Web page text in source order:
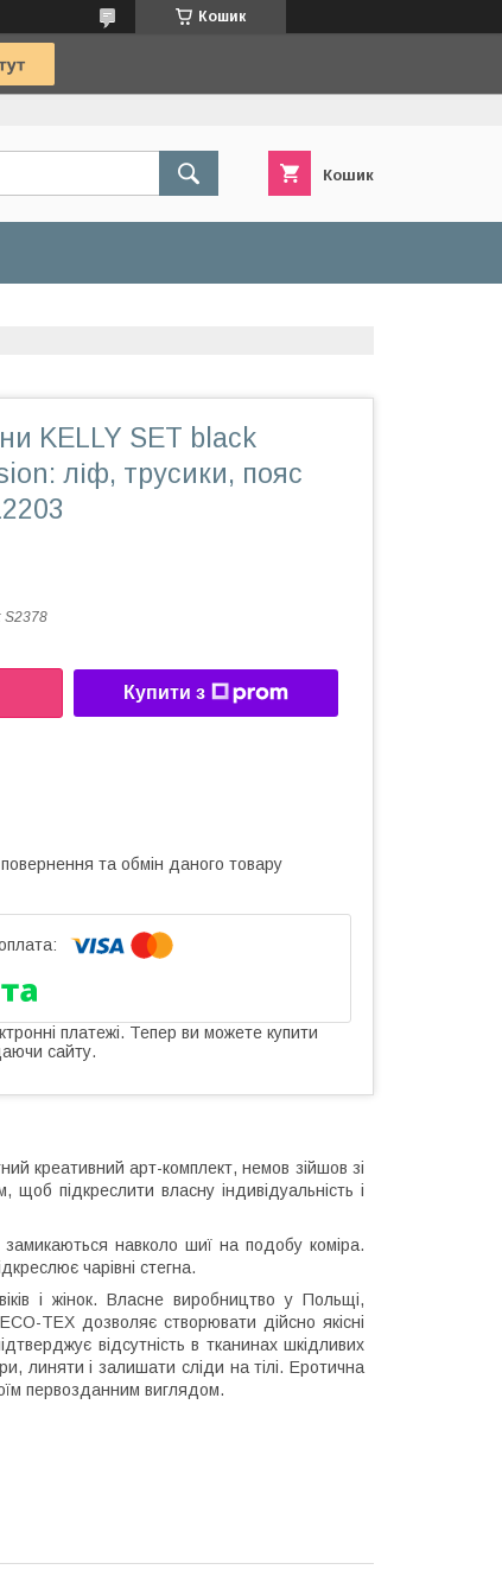
Кошик
Кошик
KELLY SET black
ліф, трусики, пояс
S2378
Купити з
та обмін даного товару
платежі. Тепер ви можете купити
сайту.
креативний арт-комплект, немов зійшов зі
підкреслити власну індивідуальність і
навколо шиї на подобу коміра.
чарівні стегна.
і жінок. Власне виробництво у Польщі,
TEX дозволяє створювати дійсно якісні
відсутність в тканинах шкідливих
линяти і залишати сліди на тілі. Еротична
первозданним виглядом.